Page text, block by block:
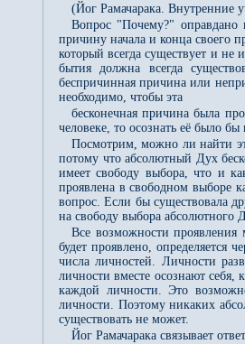
(Йог Рамачарака. Внутренние
Вопрос "Почему?" оправдано
причину начала и конца своего
который всегда существует и
бытия должна всегда
беспричинная причина или
необходимо, чтобы эта
бесконечная причина была
человеке, то осознать её было
Посмотрим, можно ли найти
потому что абсолютный Дух
имеет свободу выбора, что и
проявлена в свободном выборе
вопрос. Если бы существовала
на свободу выбора абсолютного
Все возможности проявления
будет проявлено, определяется
числа личностей. Личности
личности вместе осознают себя,
каждой личности. Это
личности. Поэтому никаких
существовать не может.
Йог Рамачарака связывает